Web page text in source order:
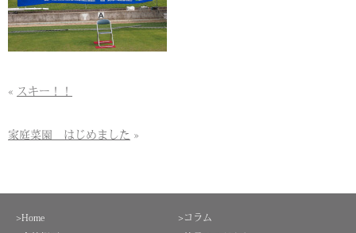
« スキー！！
家庭菜園 はじめました »
>コラム
>Home